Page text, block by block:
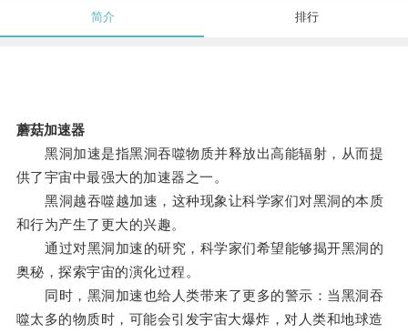
简介 排行
蘑菇加速器
黑洞加速是指黑洞吞噬物质并释放出高能辐射，从而提
供了宇宙中最强大的加速器之一。
黑洞越吞噬越加速，这种现象让科学家们对黑洞的本质
和行为产生了更大的兴趣。
通过对黑洞加速的研究，科学家们希望能够揭开黑洞的
奥秘，探索宇宙的演化过程。
同时，黑洞加速也给人类带来了更多的警示：当黑洞吞
噬太多的物质时，可能会引发宇宙大爆炸，对人类和地球造